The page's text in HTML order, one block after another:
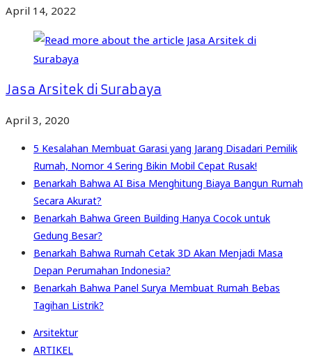
April 14, 2022
Jasa Arsitek di Surabaya
April 3, 2020
5 Kesalahan Membuat Garasi yang Jarang Disadari Pemilik
Rumah, Nomor 4 Sering Bikin Mobil Cepat Rusak!
Benarkah Bahwa AI Bisa Menghitung Biaya Bangun Rumah
Secara Akurat?
Benarkah Bahwa Green Building Hanya Cocok untuk
Gedung Besar?
Benarkah Bahwa Rumah Cetak 3D Akan Menjadi Masa
Depan Perumahan Indonesia?
Benarkah Bahwa Panel Surya Membuat Rumah Bebas
Tagihan Listrik?
Arsitektur
ARTIKEL